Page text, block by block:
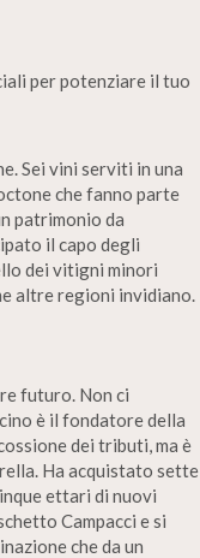
per potenziare il tuo
Sei vini serviti in una
che fanno parte
patrimonio da
il capo degli
dei vitigni minori
altre regioni invidiano.
futuro. Non ci
è il fondatore della
dei tributi, ma è
Ha acquistato sette
ettari di nuovi
Campacci e si
che da un